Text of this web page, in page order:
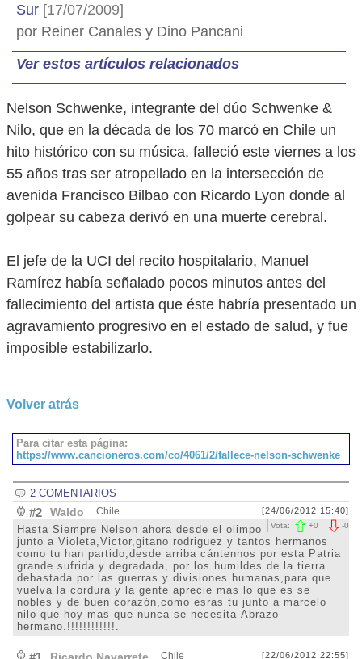
Sur [17/07/2009]
por Reiner Canales y Dino Pancani
Ver estos artículos relacionados
Nelson Schwenke, integrante del dúo Schwenke &
Nilo, que en la década de los 70 marcó en Chile un
hito histórico con su música, falleció este viernes a los
55 años tras ser atropellado en la intersección de
avenida Francisco Bilbao con Ricardo Lyon donde al
golpear su cabeza derivó en una muerte cerebral.
El jefe de la UCI del recito hospitalario, Manuel
Ramírez había señalado pocos minutos antes del
fallecimiento del artista que éste habría presentado un
agravamiento progresivo en el estado de salud, y fue
imposible estabilizarlo.
Volver atrás
Para citar esta página:
https://www.cancioneros.com/co/4061/2/fallece-nelson-schwenke
2 COMENTARIOS
#2 Waldo Chile [24/06/2012 15:40]
-0
Vota: +0
Hasta Siempre Nelson ahora desde el olimpo
junto a Violeta,Victor,gitano rodriguez y tantos hermanos
como tu han partido,desde arriba cántennos por esta Patria
grande sufrida y degradada, por los humildes de la tierra
debastada por las guerras y divisiones humanas,para que
vuelva la cordura y la gente aprecie mas lo que es se
nobles y de buen corazón,como esras tu junto a marcelo
nilo que hoy mas que nunca se necesita-Abrazo
hermano.!!!!!!!!!!!!.
Chile [22/06/2012 22:55]